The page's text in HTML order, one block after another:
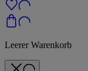
Leerer Warenkorb